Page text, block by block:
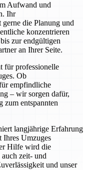
Aufwand und
Ihr
die Planung und
konzentrieren
zur endgültigen
an Ihrer Seite.
für professionelle
Ob
empfindliche
– wir sorgen dafür,
zum entspannten
langjährige Erfahrung
Ihres Umzuges
Hilfe wird die
zeit- und
und unser